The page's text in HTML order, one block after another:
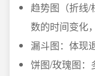
趋势图（折线/
数的时间变化
漏斗图：体现
饼图/玫瑰图：